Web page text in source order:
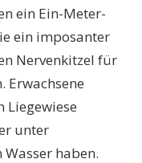
ein Ein-Meter-
ein imposanter
Nervenkitzel für
Erwachsene
Liegewiese
unter
haben.